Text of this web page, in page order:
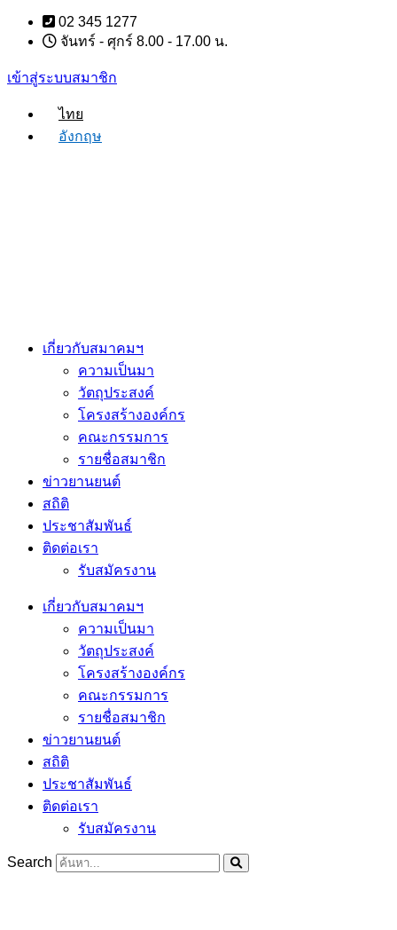
Skip
content
02 345 1277
จันทร์ - ศุกร์ 8.00 - 17.00 น.
เข้าสู่ระบบสมาชิก
ไทย
อังกฤษ
เกี่ยวกับสมาคมฯ
ความเป็นมา
วัตถุประสงค์
โครงสร้างองค์กร
คณะกรรมการ
รายชื่อสมาชิก
ข่าวยานยนต์
สถิติ
ประชาสัมพันธ์
ติดต่อเรา
รับสมัครงาน
เกี่ยวกับสมาคมฯ
ความเป็นมา
วัตถุประสงค์
โครงสร้างองค์กร
คณะกรรมการ
รายชื่อสมาชิก
ข่าวยานยนต์
สถิติ
ประชาสัมพันธ์
ติดต่อเรา
รับสมัครงาน
Search